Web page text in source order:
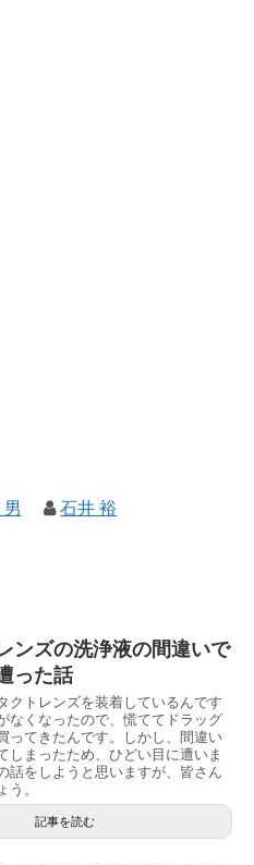
石井 裕
ンズの洗浄液の間違いで
った話
クトレンズを装着しているんです
なくなったので、慌ててドラッグ
ってきたんです。しかし、間違い
しまったため、ひどい目に遭いま
話をしようと思いますが、皆さん
う。
記事を読む